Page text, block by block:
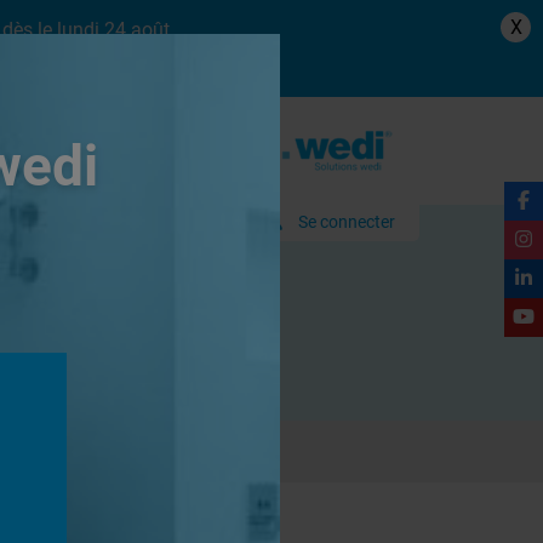
le lundi 24 août. X
Se connecter